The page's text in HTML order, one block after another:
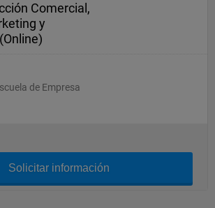
Comercial,
y
de Empresa
Solicitar información